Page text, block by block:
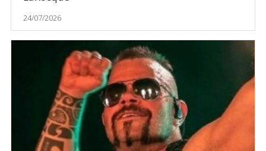
24/07/2026